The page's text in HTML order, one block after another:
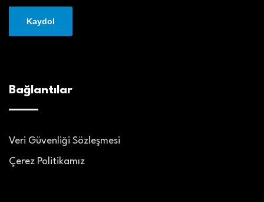
Bağlantılar
Veri Güvenliği Sözleşmesi
Çerez Politikamız